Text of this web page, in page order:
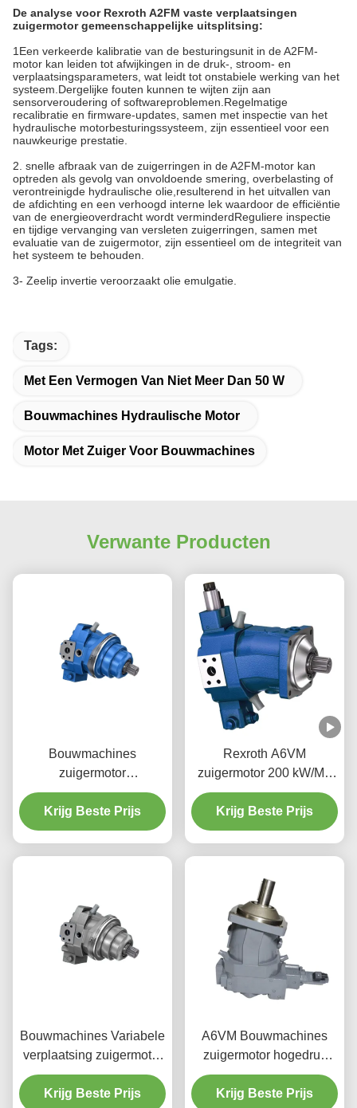
De analyse voor Rexroth A2FM vaste verplaatsingen
zuigermotor gemeenschappelijke uitsplitsing:
1Een verkeerde kalibratie van de besturingsunit in de A2FM-
motor kan leiden tot afwijkingen in de druk-, stroom- en
verplaatsingsparameters, wat leidt tot onstabiele werking van het
systeem.Dergelijke fouten kunnen te wijten zijn aan
sensorveroudering of softwareproblemen.Regelmatige
recalibratie en firmware-updates, samen met inspectie van het
hydraulische motorbesturingssysteem, zijn essentieel voor een
nauwkeurige prestatie.
2. snelle afbraak van de zuigerringen in de A2FM-motor kan
optreden als gevolg van onvoldoende smering, overbelasting of
verontreinigde hydraulische olie,resulterend in het uitvallen van
de afdichting en een verhoogd interne lek waardoor de efficiëntie
van de energieoverdracht wordt verminderdReguliere inspectie
en tijdige vervanging van versleten zuigerringen, samen met
evaluatie van de zuigermotor, zijn essentieel om de integriteit van
het systeem te behouden.
3- Zeelip invertie veroorzaakt olie emulgatie.
Tags:
Met Een Vermogen Van Niet Meer Dan 50 W
Bouwmachines Hydraulische Motor
Motor Met Zuiger Voor Bouwmachines
Verwante Producten
Bouwmachines
zuigermotor
Corrosiebestendige Axial
A6VE motor 160 cc/rv
Krijg Beste Prijs
Rexroth A6VM
zuigermotor 200 kW/M3
Axial Hydraulische motor
voor bouwmachines
Krijg Beste Prijs
Bouwmachines Variabele
verplaatsing zuigermotor
107cc Verplaatsing
roterende boor
Krijg Beste Prijs
A6VM Bouwmachines
zuigermotor hogedruk
voor zwaar gebruik
Krijg Beste Prijs